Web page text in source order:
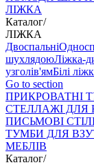
ЛІЖКА
Каталог/
ЛІЖКА
Двоспальні
шухлядоюЛіжка-
узголів'ямБілі
Go to section
ПРИКРОВАТНІ
СТЕЛЛАЖІ ДЛЯ
ПИСЬМОВІ
ТУМБИ ДЛЯ
МЕБЛІВ
Каталог/